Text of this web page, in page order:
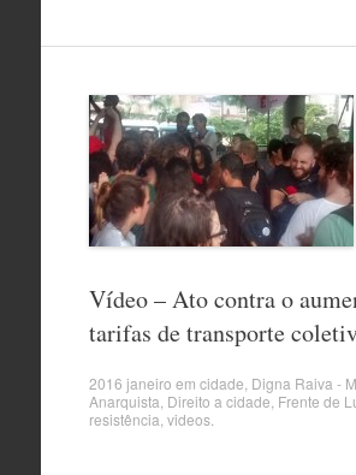
Vídeo – Ato contra o
tarifas de transporte
2016 janeiro em cidade Digna Raiva -
Anarquista Direito a cidade Frente de
resistência videos.